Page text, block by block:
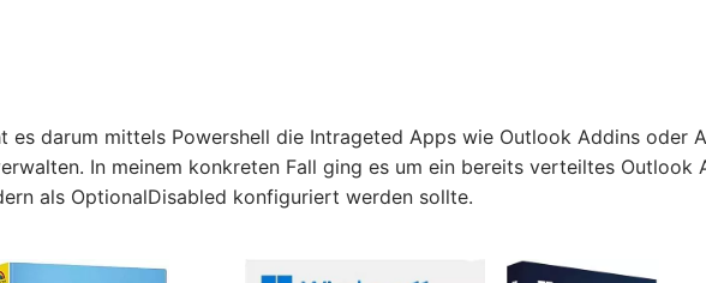
es darum mittels Powershell die Intrageted Apps wie Outlook Addins oder
In meinem konkreten Fall ging es um ein bereits verteiltes Outlook
als OptionalDisabled konfiguriert werden sollte.